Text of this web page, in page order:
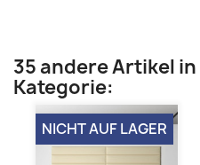
35 andere Artikel
Kategorie:
NICHT AUF LAGER